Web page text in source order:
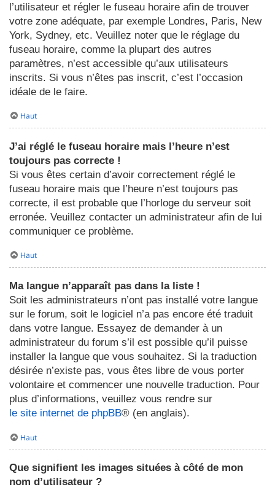
l’utilisateur et régler le fuseau horaire afin de trouver
votre zone adéquate, par exemple Londres, Paris, New
York, Sydney, etc. Veuillez noter que le réglage du
fuseau horaire, comme la plupart des autres
paramètres, n’est accessible qu’aux utilisateurs
inscrits. Si vous n’êtes pas inscrit, c’est l’occasion
idéale de le faire.
Haut
J’ai réglé le fuseau horaire mais l’heure n’est
toujours pas correcte !
Si vous êtes certain d’avoir correctement réglé le
fuseau horaire mais que l’heure n’est toujours pas
correcte, il est probable que l’horloge du serveur soit
erronée. Veuillez contacter un administrateur afin de lui
communiquer ce problème.
Haut
Ma langue n’apparaît pas dans la liste !
Soit les administrateurs n’ont pas installé votre langue
sur le forum, soit le logiciel n’a pas encore été traduit
dans votre langue. Essayez de demander à un
administrateur du forum s’il est possible qu’il puisse
installer la langue que vous souhaitez. Si la traduction
désirée n’existe pas, vous êtes libre de vous porter
volontaire et commencer une nouvelle traduction. Pour
plus d’informations, veuillez vous rendre sur
le site internet de phpBB® (en anglais).
Haut
Que signifient les images situées à côté de mon
nom d’utilisateur ?